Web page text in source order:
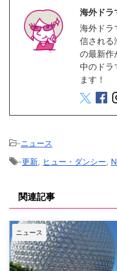
海外ド
海外ドラ
信される
の最新作
中のドラ
ます！
-ニュース
-更新 ヒュー・ダンシー
関連記事
ニュース